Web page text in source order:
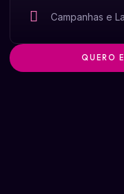
Campanhas e
QUERO